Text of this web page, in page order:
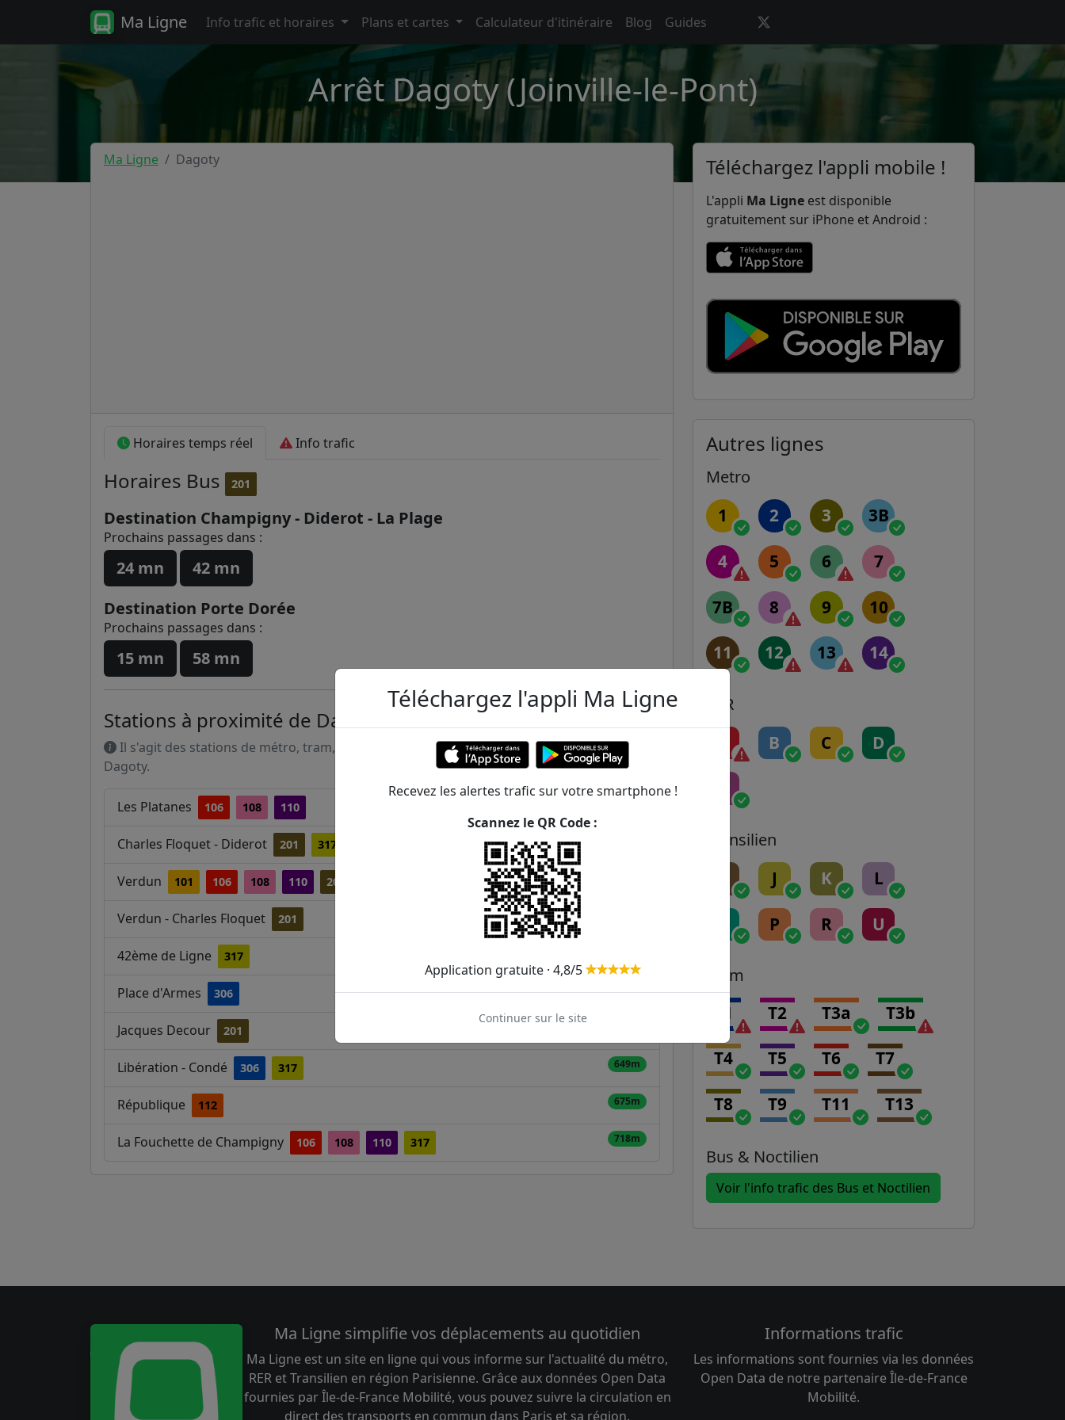
Ma Ligne Info trafic et horaires Plans et cartes Calculateur d'itinéraire Blog Guides
Arrêt Dagoty (Joinville-le-Pont)
Ma Ligne Dagoty
Horaires temps réel Info trafic
Horaires Bus 201
Destination Champigny - Diderot - La Plage
Prochains passages dans :
24 mn
42 mn
Destination Porte Dorée
Prochains passages dans :
15 mn 58 mn
Stations à proximité de Dagoty
Il s'agit des stations de métro, tram, RER et transilien situées à moins de 1km de la gare
Dagoty.
Les Platanes 106 108 110 387m
Charles Floquet - Diderot 201 317
Verdun 101 106 108 110 201
Verdun - Charles Floquet 201
42ème de Ligne 317
Place d'Armes 306 546m
Jacques Decour 201
Libération - Condé 306 317 649m
République 112 675m
La Fouchette de Champigny 106 108 110 317 718m
Téléchargez l'appli mobile !
L'appli Ma Ligne est disponible
gratuitement sur iPhone et Android :
Autres lignes
Metro
1 2 3 3B
4 5 6 7
7B 8 9 10
11 12 13 14
RER
B C D
Transilien
J K L
P R U
Tram
T1 T2 T3a T3b
T4 T5 T6 T7
T8 T9 T11 T13
Bus & Noctilien
Voir l'info trafic des Bus et Noctilien
Ma Ligne simplifie vos déplacements au quotidien
Ma Ligne est un site en ligne qui vous informe sur l'actualité du métro,
RER et Transilien en région Parisienne. Grâce aux données Open Data
fournies par Île-de-France Mobilité, vous pouvez suivre la circulation en
direct des transports en commun dans Paris et sa région.
Informations trafic
Les informations sont fournies via les données
Open Data de notre partenaire Île-de-France
Mobilité.
Téléchargez l'appli Ma Ligne
Recevez les alertes trafic sur votre smartphone !
Scannez le QR Code :
Application gratuite · 4,8/5
Continuer sur le site